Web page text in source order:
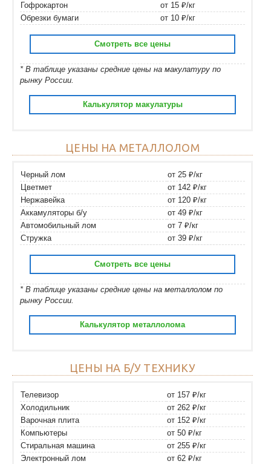
Гофрокартон
от 15 ₽/кг
Обрезки бумаги
от 10 ₽/кг
Смотреть все цены
* В таблице указаны средние цены на макулатуру по
рынку России.
Калькулятор макулатуры
ЦЕНЫ НА МЕТАЛЛОЛОМ
Черный лом
от 25 ₽/кг
Цветмет
от 142 ₽/кг
Нержавейка
от 120 ₽/кг
Аккамуляторы б/у
от 49 ₽/кг
Автомобильный лом
от 7 ₽/кг
Стружка
от 39 ₽/кг
Смотреть все цены
* В таблице указаны средние цены на металлолом по
рынку России.
Калькулятор металлолома
ЦЕНЫ НА Б/У ТЕХНИКУ
Телевизор
от 157 ₽/кг
Холодильник
от 262 ₽/кг
Варочная плита
от 152 ₽/кг
Компьютеры
от 50 ₽/кг
Стиральная машина
от 255 ₽/кг
Электронный лом
от 62 ₽/кг